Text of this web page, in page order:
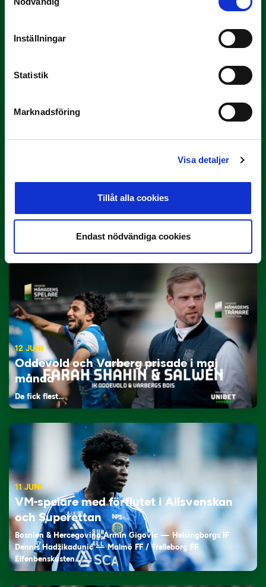
Inställningar
Statistik
Marknadsföring
Visa detaljer
Tillåt alla cookies
Endast nödvändiga cookies
3 JULI
Här är de…
Lagerlöf tar över i Sandvikens IF
Tillbaka i hetluften…
12 JUNI
Oddevold och Varberg prisade i maj
månad
De fick flest…
11 JUNI
VM-spelare med förflutet i Allsvenskan
och Superettan
Bosnien & Hercegovina Armin Gigovic — Helsingborgs IF
Dennis Hadžikadunić — Malmö FF / Trelleborg FF
Elfenbenskusten…